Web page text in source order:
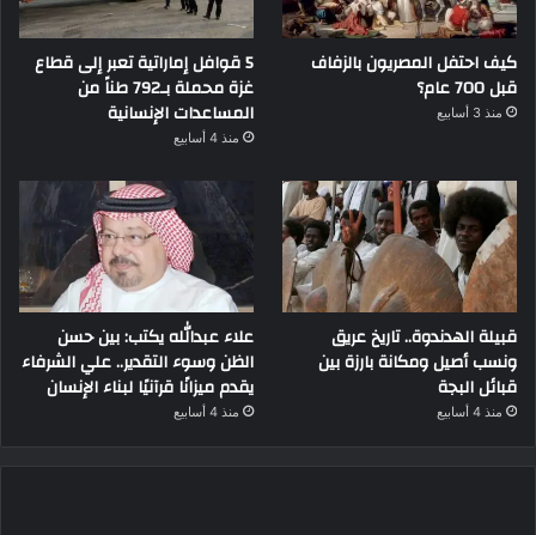
كيف احتفل المصريون بالزفاف
قبل 700 عام؟
منذ 3 أسابيع
5 قوافل إماراتية تعبر إلى قطاع
غزة محملة بـ792 طناً من
المساعدات الإنسانية
منذ 4 أسابيع
قبيلة الهدندوة.. تاريخ عريق
ونسب أصيل ومكانة بارزة بين
قبائل البجة
منذ 4 أسابيع
علاء عبدالله يكتب: بين حسن
الظن وسوء التقدير.. علي الشرفاء
يقدم ميزانًا قرآنيًا لبناء الإنسان
منذ 4 أسابيع